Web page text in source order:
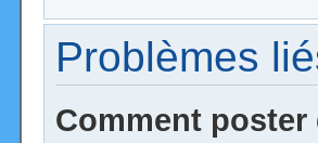
Problèmes
Comment